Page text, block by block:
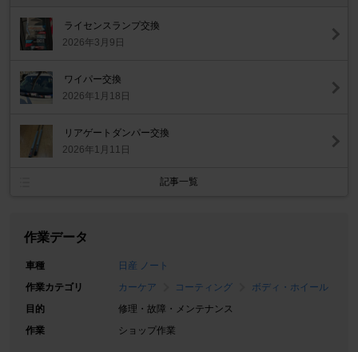
ライセンスランプ交換
2026年3月9日
ワイパー交換
2026年1月18日
リアゲートダンパー交換
2026年1月11日
記事一覧
作業データ
車種
日産 ノート
作業カテゴリ
カーケア コーティング
ボディ・ホイール
目的
修理・故障・メンテナンス
作業
ショップ作業